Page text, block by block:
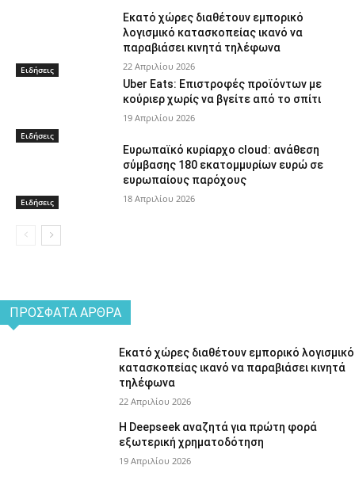
Ειδήσεις
Εκατό χώρες διαθέτουν εμπορικό
λογισμικό κατασκοπείας ικανό να
παραβιάσει κινητά τηλέφωνα
22 Απριλίου 2026
Ειδήσεις
Uber Eats: Επιστροφές προϊόντων με
κούριερ χωρίς να βγείτε από το σπίτι
19 Απριλίου 2026
Ειδήσεις
Ευρωπαϊκό κυρίαρχο cloud: ανάθεση
σύμβασης 180 εκατομμυρίων ευρώ σε
ευρωπαίους παρόχους
18 Απριλίου 2026
ΠΡΌΣΦΑΤΑ ΆΡΘΡΑ
Εκατό χώρες διαθέτουν εμπορικό λογισμικό
κατασκοπείας ικανό να παραβιάσει κινητά
τηλέφωνα
22 Απριλίου 2026
Η Deepseek αναζητά για πρώτη φορά
εξωτερική χρηματοδότηση
19 Απριλίου 2026